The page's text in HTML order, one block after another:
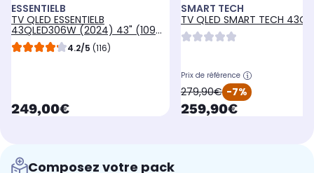
ESSENTIELB
TV QLED ESSENTIELB
43QLED306W (2024) 43" (109
cm) 4K - Smart TV, coloris
blanc 4.2/5 (116)
currentPrice
249,00€
SMART TECH
TV QLED SMART TECH
Prix de référence
oldPrice
279,90€ -7%
currentPrice
259,90€
Composez votre pack